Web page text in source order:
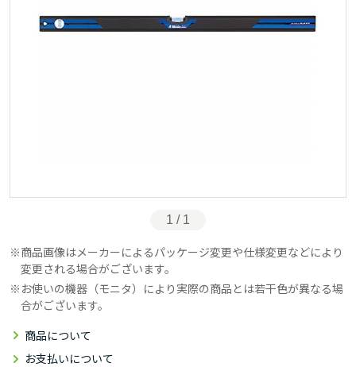
1 / 1
商品画像はメーカーによるパッケージ変更や仕様変更などにより
変更される場合がございます。
お使いの機器（モニタ）により実際の商品とは若干色が異なる場
合がございます。
商品について
お支払いについて